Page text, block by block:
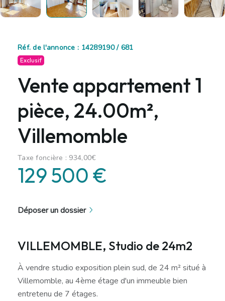
Réf. de l'annonce : 14289190 / 681
Exclusif
Vente appartement 1
pièce, 24.00m²,
Villemomble
Taxe foncière : 934,00€
129 500 €
Déposer un dossier
VILLEMOMBLE, Studio de 24m2
À vendre studio exposition plein sud, de 24 m² situé à
Villemomble, au 4ème étage d'un immeuble bien
entretenu de 7 étages.